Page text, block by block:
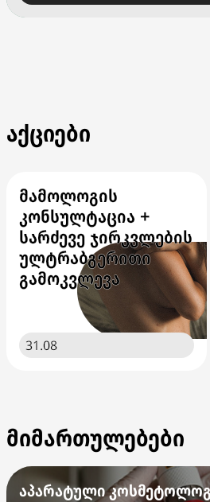
აქციები
მამოლოგის
კონსულტაცია +
სარძევე ჯირკვლების
ულტრაბგერითი
გამოკვლევა
31.08
მიმართულებები
აპარატული